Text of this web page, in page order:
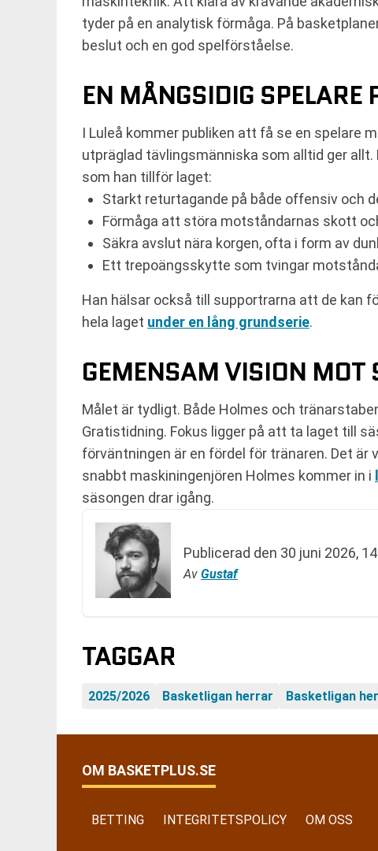
tyder på en analytisk förmåga. På
beslut och en god spelförståelse.
EN MÅNGSIDIG SPELARE
I Luleå kommer publiken att få se en spelare
utpräglad tävlingsmänniska som alltid ger
som han tillför laget:
Starkt returtagande på både offensiv och
Förmåga att störa motståndarnas skott
Säkra avslut nära korgen, ofta i form av
Ett trepoängsskytte som tvingar
Han hälsar också till supportrarna att de kan
hela laget under en lång grundserie.
GEMENSAM VISION MOT
Målet är tydligt. Både Holmes och
Gratistidning. Fokus ligger på att ta laget till
förväntningen är en fördel för tränaren. Det
snabbt maskiningenjören Holmes kommer in i
säsongen drar igång.
Publicerad den 30 juni 2026,
Av Gustaf
TAGGAR
2025/2026 Basketligan herrar Basketligan
OM BASKETPLUS.SE
BETTING INTEGRITETSPOLICY OM OSS